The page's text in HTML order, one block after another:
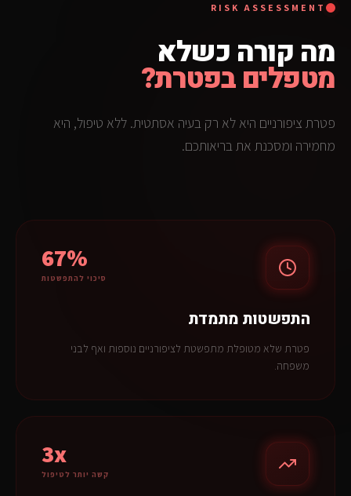
RISK ASSESSMENT
מה קורה כשלא
מטפלים בפטרת?
פטרת ציפורניים היא לא רק בעיה אסתטית. ללא טיפול, היא
מחמירה ומסכנת את בריאותכם.
67%
סיכוי להתפשטות
התפשטות מתמדת
פטרת שלא מטופלת מתפשטת לציפורניים נוספות ואף לבני
משפחה.
3x
קשה יותר לטיפול